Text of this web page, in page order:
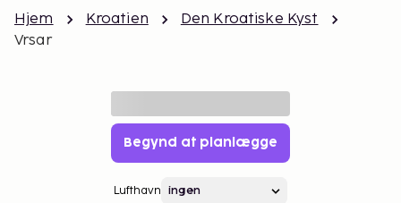
Hjem Kroatien
Den Kroatiske Kyst
Vrsar
Begynd at planlægge
Lufthavn